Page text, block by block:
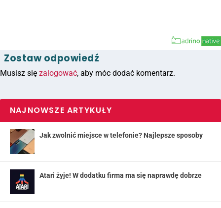
Zostaw odpowiedź
Musisz się zalogować, aby móc dodać komentarz.
NAJNOWSZE ARTYKUŁY
Jak zwolnić miejsce w telefonie? Najlepsze sposoby
Atari żyje! W dodatku firma ma się naprawdę dobrze